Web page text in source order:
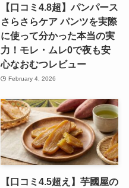
【口コミ4.8超】パンパース
さらさらケア パンツを実際
に使って分かった本当の実
力！モレ・ムレ0で夜も安
心なおむつレビュー
February 4, 2026
【口コミ4.5超え】芋國屋の